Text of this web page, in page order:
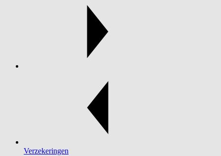
Verzekeringen